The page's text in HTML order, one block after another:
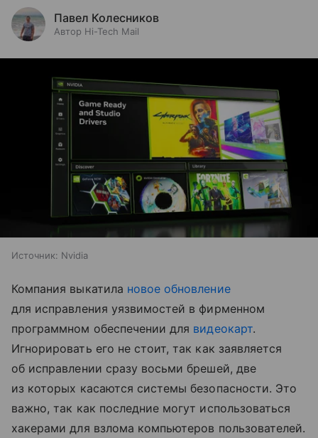
Павел Колесников
Автор Hi-Tech Mail
Источник: Nvidia
Компания выкатила новое обновление
для исправления уязвимостей в фирменном
программном обеспечении для видеокарт.
Игнорировать его не стоит, так как заявляется
об исправлении сразу восьми брешей, две
из которых касаются системы безопасности. Это
важно, так как последние могут использоваться
хакерами для взлома компьютеров пользователей.